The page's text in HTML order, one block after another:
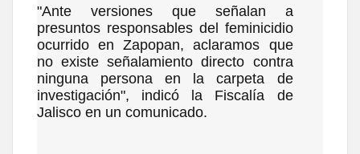
"Ante versiones que señalan a
presuntos responsables del feminicidio
ocurrido en Zapopan, aclaramos que
no existe señalamiento directo contra
ninguna persona en la carpeta de
investigación", indicó la Fiscalía de
Jalisco en un comunicado.